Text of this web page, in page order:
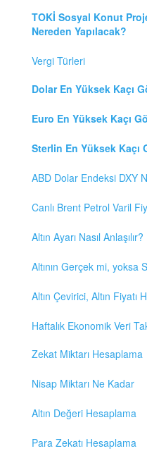
TOKİ Sosyal Konut
Nereden Yapılacak?
Vergi Türleri
Dolar En Yüksek Kaçı
Euro En Yüksek Kaçı
Sterlin En Yüksek Kaçı
ABD Dolar Endeksi DXY
Canlı Brent Petrol Varil
Altın Ayarı Nasıl Anlaşılır?
Altının Gerçek mi, yoksa
Altın Çevirici, Altın Fiyatı
Haftalık Ekonomik Veri
Zekat Miktarı Hesaplama
Nisap Miktarı Ne Kadar
Altın Değeri Hesaplama
Para Zekatı Hesaplama